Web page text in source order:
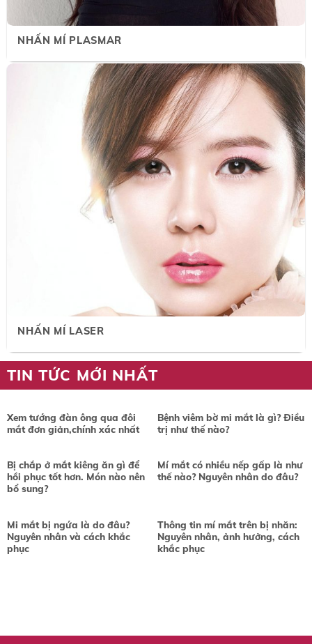
NHẤN MÍ PLASMAR
NHẤN MÍ LASER
TIN TỨC MỚI NHẤT
Xem tướng đàn ông qua đôi
mắt đơn giản,chính xác nhất
Bệnh viêm bờ mi mắt là gì? Điều
trị như thế nào?
Bị chắp ở mắt kiêng ăn gì để
hồi phục tốt hơn. Món nào nên
bổ sung?
Mí mắt có nhiều nếp gấp là như
thế nào? Nguyên nhân do đâu?
Mi mắt bị ngứa là do đâu?
Nguyên nhân và cách khắc
phục
Thông tin mí mắt trên bị nhăn:
Nguyên nhân, ảnh hưởng, cách
khắc phục